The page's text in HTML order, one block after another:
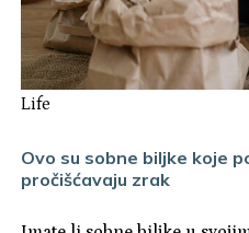
Life
Ovo su sobne biljke koje
pročišćavaju zrak